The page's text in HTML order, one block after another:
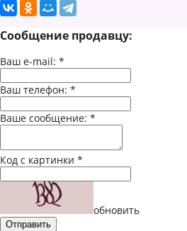
Сообщение продавцу:
Ваш e-mail: *
Ваш телефон: *
Ваше сообщение: *
Код с картинки *
обновить